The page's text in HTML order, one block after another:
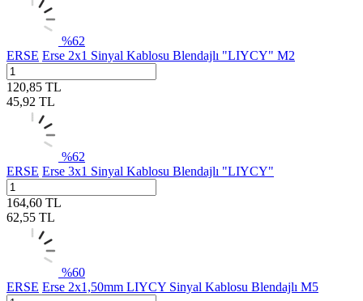
%62
ERSE Erse 2x1 Sinyal Kablosu Blendajlı "LIYCY" M2
120,85 TL
45,92 TL
%62
ERSE Erse 3x1 Sinyal Kablosu Blendajlı "LIYCY"
164,60 TL
62,55 TL
%60
ERSE Erse 2x1,50mm LIYCY Sinyal Kablosu Blendajlı M5